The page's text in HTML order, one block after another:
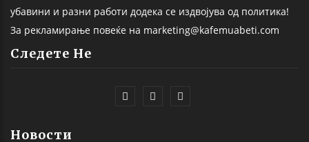
убавини и разни работи додека се издвојува од политика!
За рекламирање повеќе на marketing@kafemuabeti.com
Следете Не
Новости